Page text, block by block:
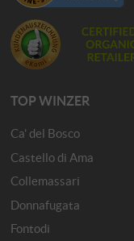
TOP WINZER
Ca' del Bosco
Castello di Ama
Collemassari
Donnafugata
Fontodi